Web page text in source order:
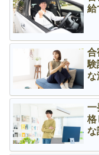
給
合
験
な
一
格
な